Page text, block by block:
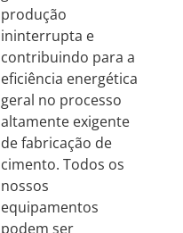
produção
ininterrupta e
contribuindo para a
eficiência energética
geral no processo
altamente exigente
de fabricação de
cimento. Todos os
nossos
equipamentos
podem ser